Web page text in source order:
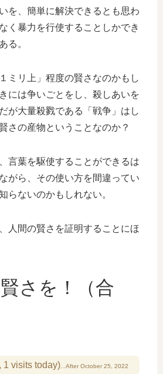
を、簡単に解決できるとも思わ
く暴力を行使することしかでき
る。
ミリ上」程度の賢さなのかもし
には争いごとをし、殺しあいを
が大量殺戮である「戦争」はし
さの産物ということなのか？
言葉を駆使することができるは
がら、その使い方を間違ってい
らないのかもしれない。
人間の賢さを証明することにほ
さを！（合
1 visits today)